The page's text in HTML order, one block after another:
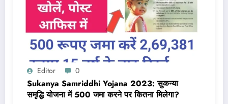
Editor 0
Sukanya Samriddhi Yojana 2023: सुकन्या
समृद्धि योजना में 500 जमा करने पर कितना मिलेगा?